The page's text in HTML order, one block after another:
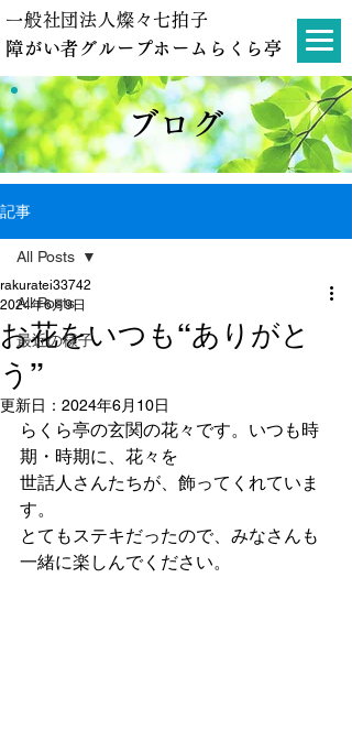
一般社団法人燦々七拍子
障がい者グループホームらくら亭
ブログ
記事
All Posts
最近の様子
All Posts
お花をいつも“ありがと
う”
rakuratei33742
2024年6月9日
更新日： 2024年6月10日
らくら亭の玄関の花々です。いつも時
期・時期に、花々を
世話人さんたちが、飾ってくれていま
す。
とてもステキだったので、みなさんも
一緒に楽しんでください。